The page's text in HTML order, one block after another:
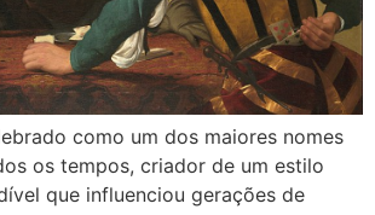
como um dos maiores nomes
os tempos, criador de um estilo
que influenciou gerações de